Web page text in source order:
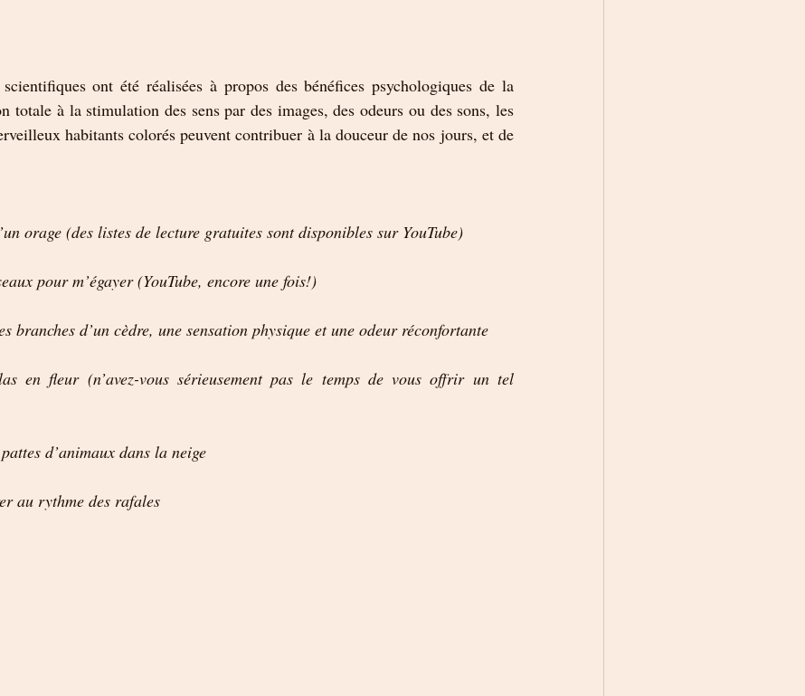
ont été réalisées à propos des bénéfices psychologiques de la
totale à la stimulation des sens par des images, des odeurs ou des sons, les
habitants colorés peuvent contribuer à la douceur de nos jours, et de
orage (des listes de lecture gratuites sont disponibles sur YouTube)
pour m’égayer (YouTube, encore une fois!)
branches d’un cèdre, une sensation physique et une odeur réconfortante
en fleur (n’avez-vous sérieusement pas le temps de vous offrir un tel
d’animaux dans la neige
au rythme des rafales